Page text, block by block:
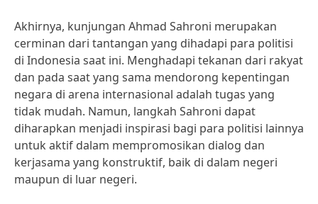
Akhirnya, kunjungan Ahmad Sahroni merupakan
cerminan dari tantangan yang dihadapi para politisi
di Indonesia saat ini. Menghadapi tekanan dari rakyat
dan pada saat yang sama mendorong kepentingan
negara di arena internasional adalah tugas yang
tidak mudah. Namun, langkah Sahroni dapat
diharapkan menjadi inspirasi bagi para politisi lainnya
untuk aktif dalam mempromosikan dialog dan
kerjasama yang konstruktif, baik di dalam negeri
maupun di luar negeri.